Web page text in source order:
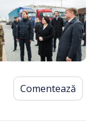
Comentează